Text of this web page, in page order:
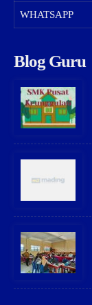
WHATSAPP
Blog Guru